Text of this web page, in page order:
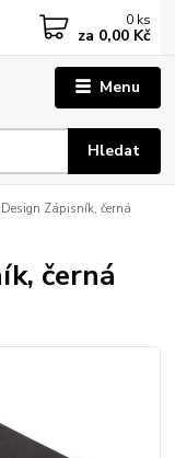
Menu
Hledat
0 ks
za 0,00 Kč
Design Zápisník, černá
černá